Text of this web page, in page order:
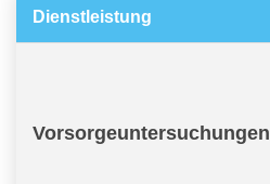
Dienstleistung
Vorsorgeuntersuchungen